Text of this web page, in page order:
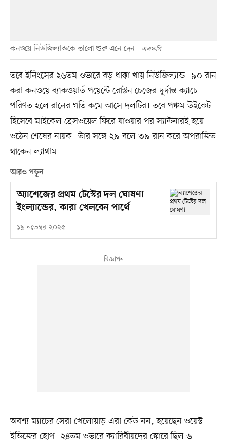
কনওয়ে নিউজিল্যান্ডকে ভালো শুরু এনে দেন এএফপি
তবে ইনিংসের ২৬তম ওভারে বড় ধাক্কা খায় নিউজিল্যান্ড। ৯০ রান
করা কনওয়ে ব্যাকওয়ার্ড পয়েন্টে রোস্টন চেজের দুর্দান্ত ক্যাচে
পরিণত হলে রানের গতি কমে আসে দলটির। তবে পঞ্চম উইকেট
হিসেবে মাইকেল ব্রেসওয়েল ফিরে যাওয়ার পর স্যান্টনারই হয়ে
ওঠেন শেষের নায়ক। তাঁর সঙ্গে ২৯ বলে ৩৯ রান করে অপরাজিত
থাকেন ল্যাথাম।
আরও পড়ুন
অ্যাশেজের প্রথম টেস্টের দল ঘোষণা
ইংল্যান্ডের, কারা খেলবেন পার্থে
১৯ নভেম্বর ২০২৫
অবশ্য ম্যাচের সেরা খেলোয়াড় এরা কেউ নন, হয়েছেন ওয়েস্ট
ইন্ডিজের হোপ। ২৪তম ওভারে ক্যারিবীয়দের স্কোরে ছিল ৬